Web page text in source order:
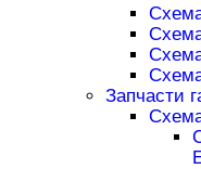
Запчасти